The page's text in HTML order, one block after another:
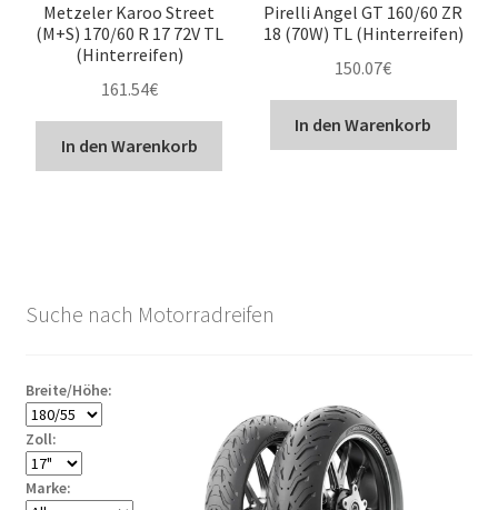
Metzeler Karoo Street
(M+S) 170/60 R 17 72V TL
(Hinterreifen)
161.54€
In den Warenkorb
Pirelli Angel GT 160/60 ZR
18 (70W) TL (Hinterreifen)
150.07€
In den Warenkorb
Suche nach Motorradreifen
Breite/Höhe:
Zoll:
Marke: